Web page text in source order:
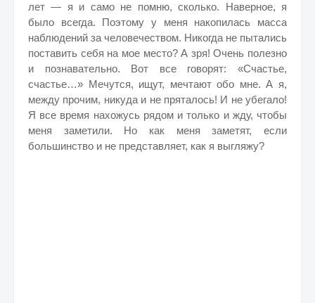
лет — я и само не помню, сколько. Наверное, я
было всегда. Поэтому у меня накопилась масса
наблюдений за человечеством. Никогда не пытались
поставить себя на мое место? А зря! Очень полезно
и познавательно. Вот все говорят: «Счастье,
счастье…» Мечутся, ищут, мечтают обо мне. А я,
между прочим, никуда и не пряталось! И не убегало!
Я все время нахожусь рядом и только и жду, чтобы
меня заметили. Но как меня заметят, если
большинство и не представляет, как я выгляжу?